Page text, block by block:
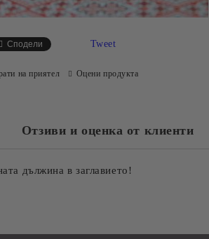
Сподели Tweet
на приятел Оцени продукта
Отзиви и оценка от клиенти
дължина в заглавието!